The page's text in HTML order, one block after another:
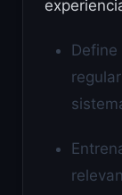
Define